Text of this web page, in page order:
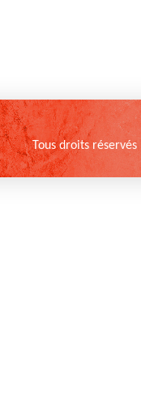
Tous droits réservés |